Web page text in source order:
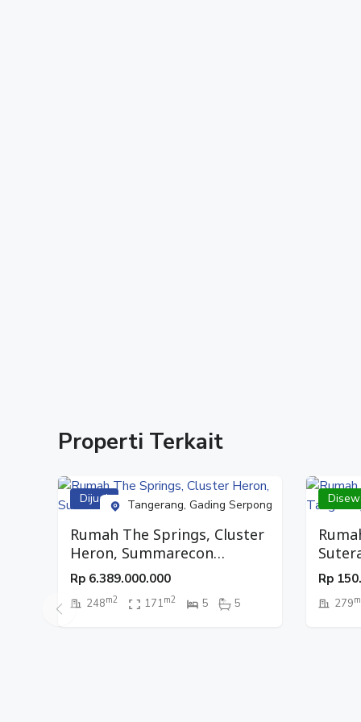
#RumahPertamaMu
#RumahDijual
#RumahStrategis
#HunianStrategis
Properti Terkait
Dijual Tangerang, Gading Serpong
Rumah The Springs, Cluster
Heron, Summarecon
Serpong, Tangerang
Rp 6.389.000.000
248m2 171m2 5 5
Rp
279